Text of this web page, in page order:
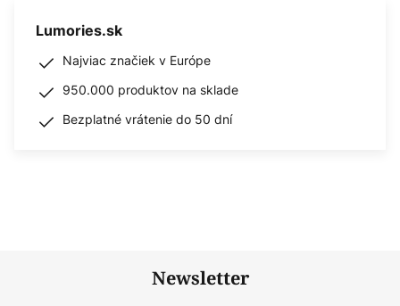
Lumories.sk
Najviac značiek v Európe
950.000 produktov na sklade
Bezplatné vrátenie do 50 dní
Newsletter